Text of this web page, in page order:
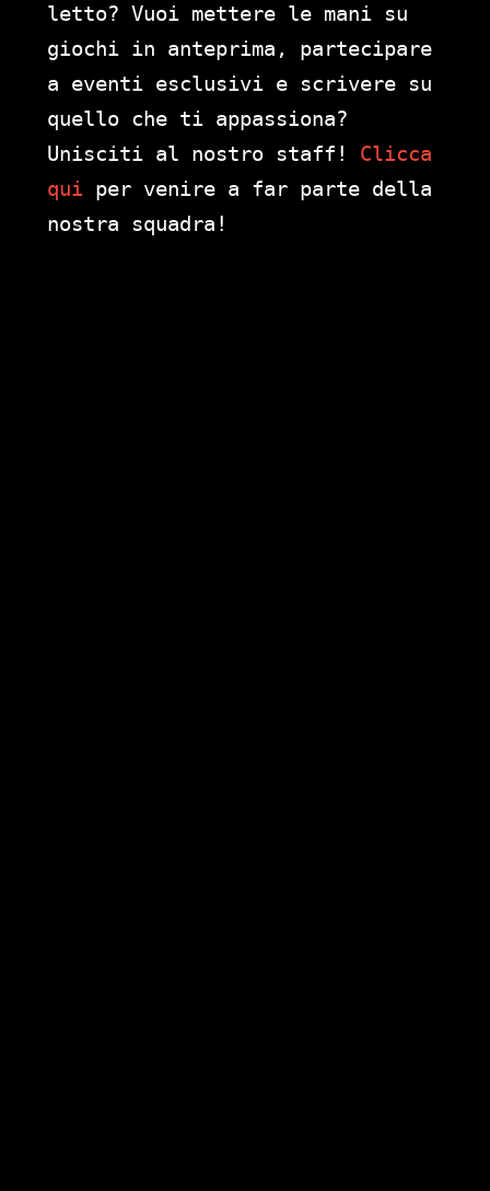
letto? Vuoi mettere le mani su
giochi in anteprima, partecipare
a eventi esclusivi e scrivere su
quello che ti appassiona?
Unisciti al nostro staff! Clicca
qui per venire a far parte della
nostra squadra!